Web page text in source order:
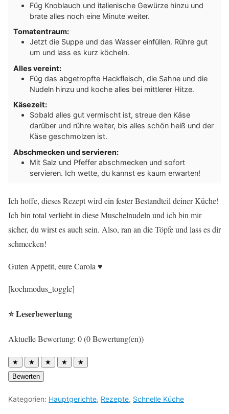
Füg Knoblauch und italienische Gewürze hinzu und
brate alles noch eine Minute weiter.
Tomatentraum:
Jetzt die Suppe und das Wasser einfüllen. Rühre gut
um und lass es kurz köcheln.
Alles vereint:
Füg das abgetropfte Hackfleisch, die Sahne und die
Nudeln hinzu und koche alles bei mittlerer Hitze.
Käsezeit:
Sobald alles gut vermischt ist, streue den Käse
darüber und rühre weiter, bis alles schön heiß und der
Käse geschmolzen ist.
Abschmecken und servieren:
Mit Salz und Pfeffer abschmecken und sofort
servieren. Ich wette, du kannst es kaum erwarten!
Ich hoffe, dieses Rezept wird ein fester Bestandteil deiner Küche!
Ich bin total verliebt in diese Muschelnudeln und ich bin mir
sicher, du wirst es auch sein. Also, ran an die Töpfe und lass es dir
schmecken!
Guten Appetit, eure Carola ♥︎
[kochmodus_toggle]
⭐ Leserbewertung
Aktuelle Bewertung: 0 (0 Bewertung(en))
★ ★ ★ ★
★
Bewerten
Kategorien: Hauptgerichte, Rezepte, Schnelle Küche